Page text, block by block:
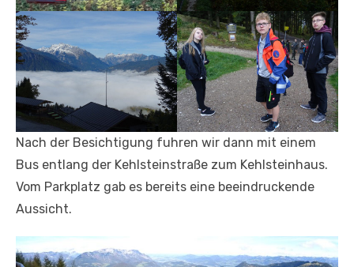
Nach der Besichtigung fuhren wir dann mit einem
Bus entlang der Kehlsteinstraße zum Kehlsteinhaus.
Vom Parkplatz gab es bereits eine beeindruckende
Aussicht.